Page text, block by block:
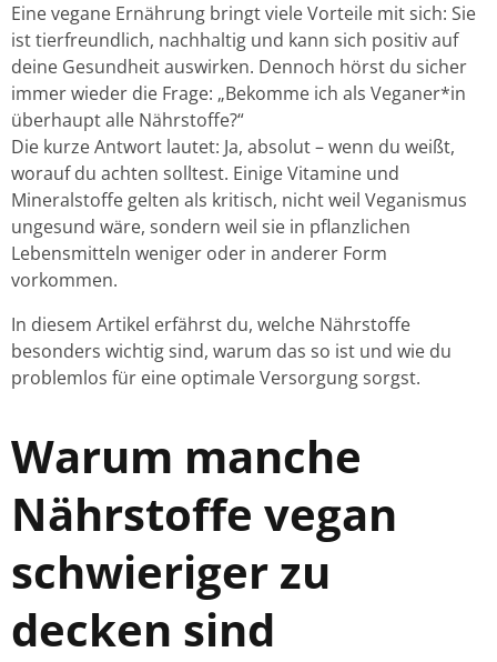
Eine vegane Ernährung bringt viele Vorteile mit sich: Sie
ist tierfreundlich, nachhaltig und kann sich positiv auf
deine Gesundheit auswirken. Dennoch hörst du sicher
immer wieder die Frage: „Bekomme ich als Veganer*in
überhaupt alle Nährstoffe?“
Die kurze Antwort lautet: Ja, absolut – wenn du weißt,
worauf du achten solltest. Einige Vitamine und
Mineralstoffe gelten als kritisch, nicht weil Veganismus
ungesund wäre, sondern weil sie in pflanzlichen
Lebensmitteln weniger oder in anderer Form
vorkommen.
In diesem Artikel erfährst du, welche Nährstoffe
besonders wichtig sind, warum das so ist und wie du
problemlos für eine optimale Versorgung sorgst.
Warum manche
Nährstoffe vegan
schwieriger zu
decken sind